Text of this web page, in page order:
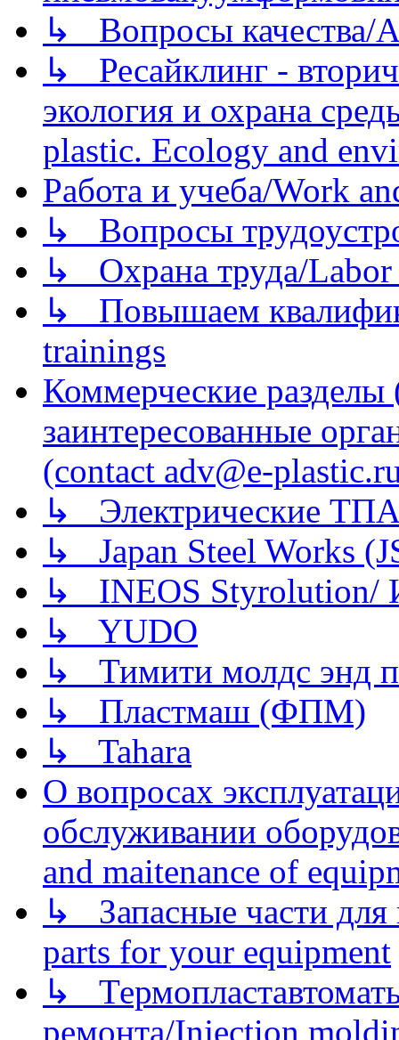
↳ Вопросы качества/
↳ Ресайклинг -
экология и охрана
plastic. Ecology and
Работа и учеба/Work
↳ Вопросы
↳ Охрана труда/Labor
↳ Повышаем
trainings
Коммерческие
заинтересованные
(contact adv@e-
↳ Электрические
↳ Japan Steel Works
↳ INEOS
↳ YUDO
↳ Тимити молдс энд
↳ Пластмаш (ФПМ)
↳ Tahara
О вопросах
обслуживании
and maitenance of
↳ Запасные части для
parts for your equipment
↳
ремонта/Injection